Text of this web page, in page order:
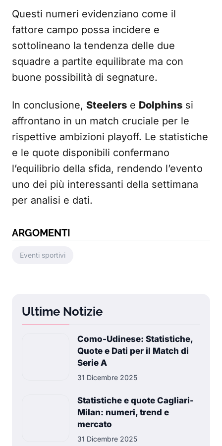
Questi numeri evidenziano come il
fattore campo possa incidere e
sottolineano la tendenza delle due
squadre a partite equilibrate ma con
buone possibilità di segnature.
In conclusione, Steelers e Dolphins si
affrontano in un match cruciale per le
rispettive ambizioni playoff. Le statistiche
e le quote disponibili confermano
l’equilibrio della sfida, rendendo l’evento
uno dei più interessanti della settimana
per analisi e dati.
ARGOMENTI
Eventi sportivi
Ultime Notizie
Como-Udinese: Statistiche,
Quote e Dati per il Match di
Serie A
31 Dicembre 2025
Statistiche e quote Cagliari-
Milan: numeri, trend e
mercato
31 Dicembre 2025